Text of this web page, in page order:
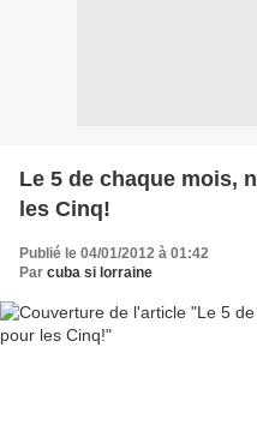
Le 5 de chaque mois,
les Cinq!
Publié le 04/01/2012 à 01:42
Par cuba si lorraine